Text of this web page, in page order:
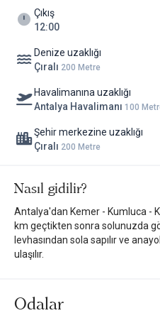
Çıkış
12:00
Denize uzaklığı
Çıralı 200 Metre
Havalimanına uzaklığı
Antalya Havalimanı 100
Şehir merkezine uzaklığı
Çıralı 200 Metre
Nasıl gidilir?
Antalya'dan Kemer - Kumluca -
km geçtikten sonra solunuzda
levhasından sola sapılır ve
ulaşılır.
Odalar